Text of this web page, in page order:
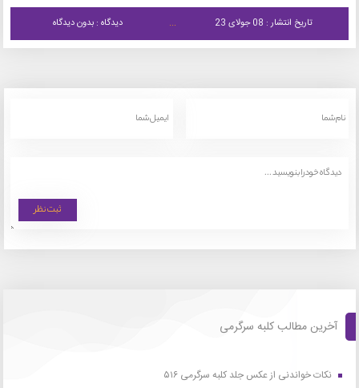
تاریخ انتشار : 08 جولای 23 دیدگاه : بدون دیدگاه
آخرین مطالب کلبه سرگرمی
نکات خواندنی از عکس جلد کلبه سرگرمی ۵۱۶